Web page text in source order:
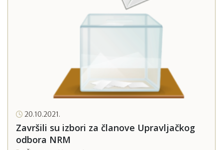
20.10.2021.
Završili su izbori za članove Upravljačkog
odbora NRM